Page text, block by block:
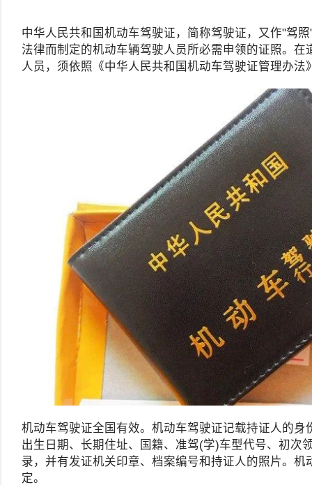
中华人民共和国机动车驾驶证，简称驾驶证，又作"驾
法律而制定的机动车辆驾驶人员所必需申领的证照。在
人员，须依照《中华人民共和国机动车驾驶证管理办法
机动车驾驶证全国有效。机动车驾驶证记载持证人的身
出生日期、长期住址、国籍、准驾(学)车型代号、初次
录，并有发证机关印章、档案编号和持证人的照片。机
定。